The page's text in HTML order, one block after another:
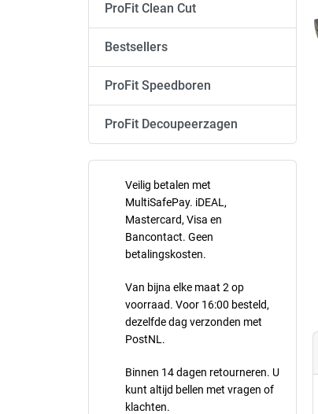
ProFit Clean Cut
Bestsellers
ProFit Speedboren
ProFit Decoupeerzagen
Veilig betalen met
MultiSafePay. iDEAL,
Mastercard, Visa en
Bancontact. Geen
betalingskosten.
Van bijna elke maat 2 op
voorraad. Voor 16:00 besteld,
dezelfde dag verzonden met
PostNL.
Binnen 14 dagen retourneren. U
kunt altijd bellen met vragen of
klachten.